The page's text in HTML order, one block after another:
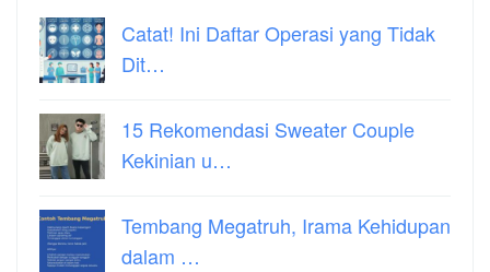
Catat! Ini Daftar Operasi yang Tidak
Dit…
15 Rekomendasi Sweater Couple
Kekinian u…
Tembang Megatruh, Irama Kehidupan
dalam …